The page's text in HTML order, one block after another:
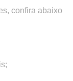
confira abaixo